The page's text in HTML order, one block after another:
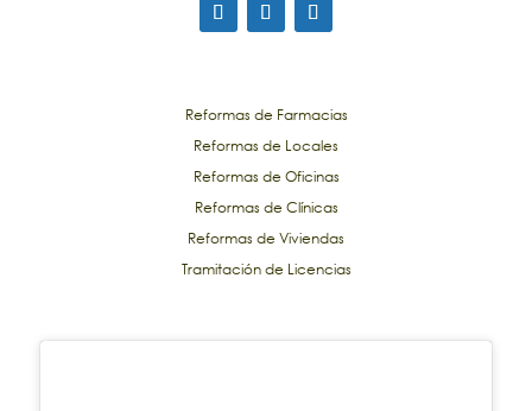
Reformas de Farmacias
Reformas de Locales
Reformas de Oficinas
Reformas de Clínicas
Reformas de Viviendas
Tramitación de Licencias